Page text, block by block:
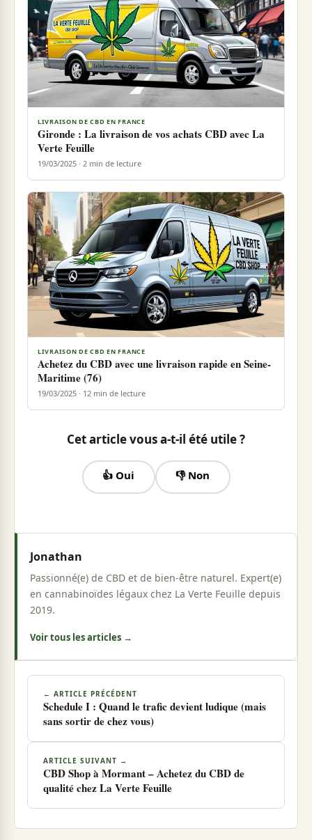
LIVRAISON DE CBD EN FRANCE
Gironde : La livraison de vos achats CBD avec La
Verte Feuille
19/03/2025 · 2 min de lecture
LIVRAISON DE CBD EN FRANCE
Achetez du CBD avec une livraison rapide en Seine-
Maritime (76)
19/03/2025 · 12 min de lecture
Cet article vous a-t-il été utile ?
👍 Oui 👎 Non
Jonathan
Passionné(e) de CBD et de bien-être naturel. Expert(e)
en cannabinoïdes légaux chez La Verte Feuille depuis
2019.
Voir tous les articles →
← ARTICLE PRÉCÉDENT
Schedule I : Quand le trafic devient ludique (mais
sans sortir de chez vous)
ARTICLE SUIVANT →
CBD Shop à Mormant – Achetez du CBD de
qualité chez La Verte Feuille